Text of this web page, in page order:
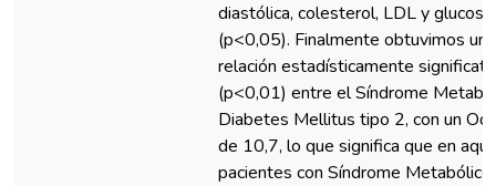
diastólica, colesterol, LDL y glucosa
(p<0,05). Finalmente obtuvimos una
relación estadísticamente
(p<0,01) entre el Síndrome
Diabetes Mellitus tipo 2, con un
de 10,7, lo que significa que en
pacientes con Síndrome